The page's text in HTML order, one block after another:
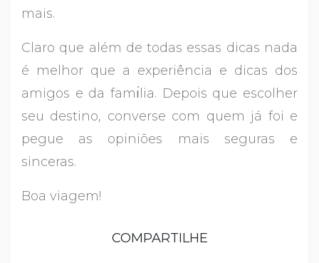
mais.
Claro que além de todas essas dicas nada
é melhor que a experiência e dicas dos
amigos e da famı́lia. Depois que escolher
seu destino, converse com quem já foi e
pegue as opiniões mais seguras e
sinceras.
Boa viagem!
COMPARTILHE